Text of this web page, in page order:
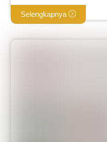
Selengkapnya